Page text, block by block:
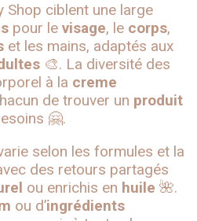
Shop ciblent une large
pour le visage, le corps,
et les mains, adaptés aux
🎨. La diversité des
à la creme
de trouver un produit
🤗.
selon les formules et la
des retours partagés
ou enrichis en huile 🌺.
ou d’ingrédients